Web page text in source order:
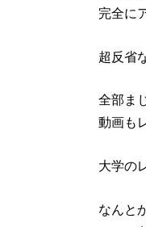
完全に
超反省
全部ま
動画も
大学の
なんと